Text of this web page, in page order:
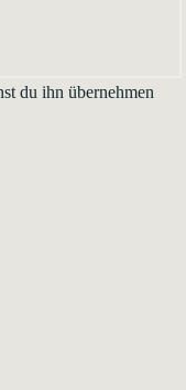
du ihn übernehmen